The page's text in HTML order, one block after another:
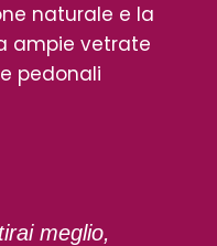
naturale e la
ampie vetrate
pedonali
meglio,